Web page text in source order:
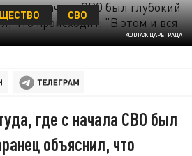
КОЛЛАЖ ЦАРЬГРАДА
СВО
где с начала СВО был
объяснил, что